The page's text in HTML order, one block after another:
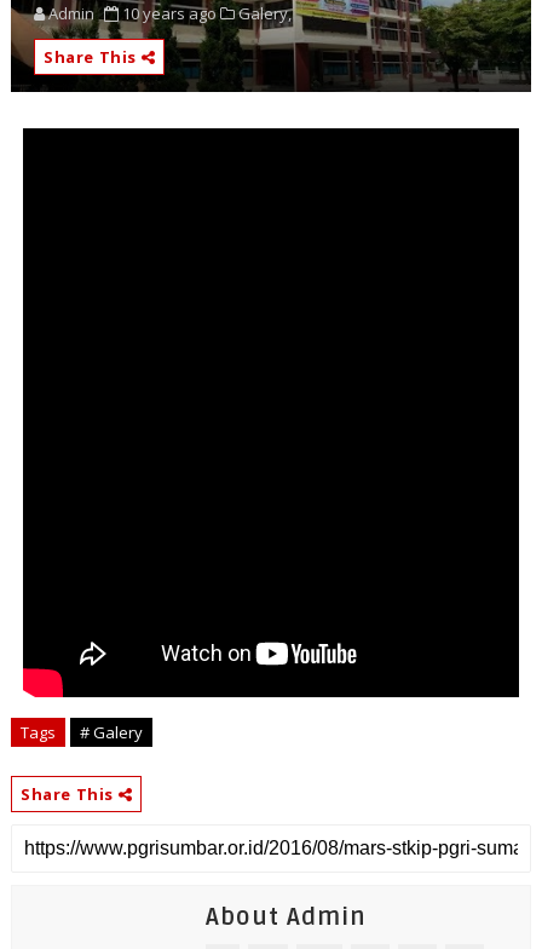
Admin 10 years ago
Galery,
Share This
Tags # Galery
Share This
About Admin